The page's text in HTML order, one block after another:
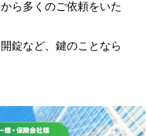
ら多くのご依頼をいた
錠など、鍵のことなら